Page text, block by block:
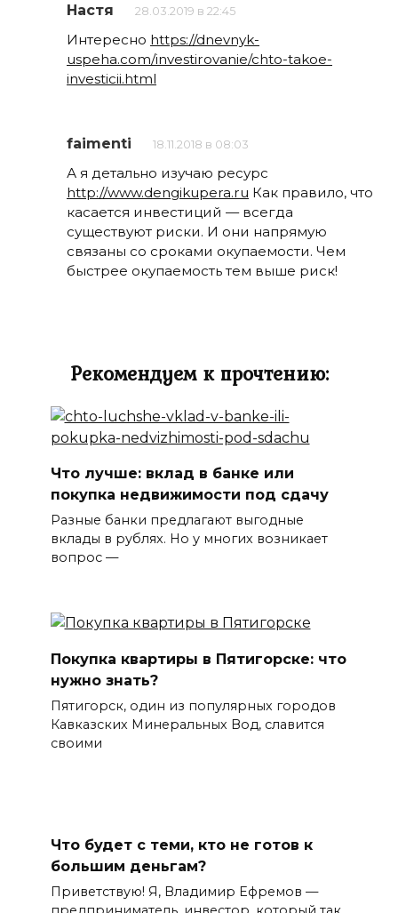
Настя 28.03.2019 в 22:45
Интересно https://dnevnyk-
uspeha.com/investirovanie/chto-takoe-
investicii.html
faimenti 18.11.2018 в 08:03
А я детально изучаю ресурс
http://www.dengikupera.ru Как правило, что
касается инвестиций — всегда
существуют риски. И они напрямую
связаны со сроками окупаемости. Чем
быстрее окупаемость тем выше риск!
Рекомендуем к прочтению:
Что лучше: вклад в банке или
покупка недвижимости под сдачу
Разные банки предлагают выгодные
вклады в рублях. Но у многих возникает
вопрос —
Покупка квартиры в Пятигорске: что
нужно знать?
Пятигорск, один из популярных городов
Кавказских Минеральных Вод, славится
своими
Что будет с теми, кто не готов к
большим деньгам?
Приветствую! Я, Владимир Ефремов —